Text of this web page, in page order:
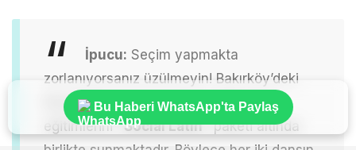
İpucu: Seçim yapmakta
zorlanıyorsanız üzülmeyin! Bakırköy’deki
birçok dans okulu, Salsa ve Bachata
eğitimlerini“Social Latin”paketi altında
Bu Haberi WhatsApp'ta Paylaş